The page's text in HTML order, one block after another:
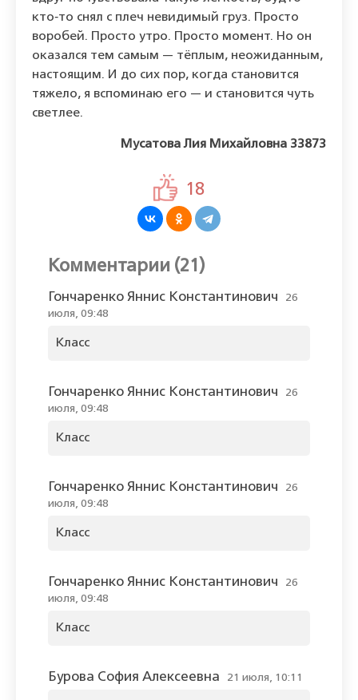
кто‑то снял с плеч невидимый груз. Просто
воробей. Просто утро. Просто момент. Но он
оказался тем самым — тёплым, неожиданным,
настоящим. И до сих пор, когда становится
тяжело, я вспоминаю его — и становится чуть
светлее.
Мусатова Лия Михайловна 33873
18
Комментарии (21)
Гончаренко Яннис Константинович
26
июля, 09:48
Класс
Гончаренко Яннис Константинович
26
июля, 09:48
Класс
Гончаренко Яннис Константинович
26
июля, 09:48
Класс
Гончаренко Яннис Константинович
26
июля, 09:48
Класс
Бурова София Алексеевна 21 июля, 10:11